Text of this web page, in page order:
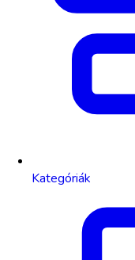
Kategóriák